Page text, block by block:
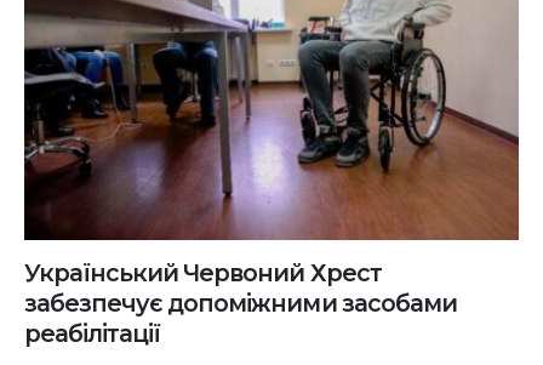
Український Червоний Хрест
забезпечує допоміжними засобами
реабілітації